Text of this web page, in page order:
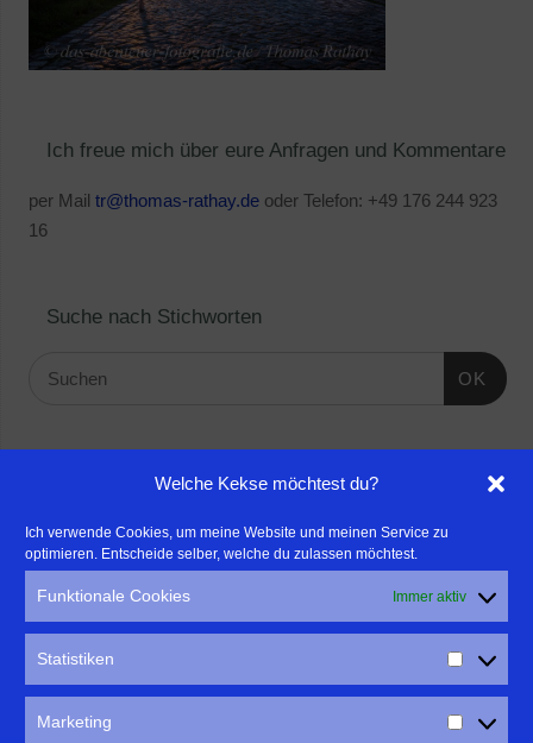
Welche Kekse möchtest du?
Ich verwende Cookies, um meine Website und meinen Service zu
optimieren. Entscheide selber, welche du zulassen möchtest.
Funktionale Cookies Immer aktiv
Statistiken
Marketing
Ich freue mich über eure Anfragen und Kommentare
per Mail tr@thomas-rathay.deoder Telefon: +49 176 244 923
16
Suche nach Stichworten
OK
- Für professionelle Fotografen, die ihre Stärken mehr in den
Fokus rücken wollen, empfehle ich eine Beratung durch Frau
Dr. Martina Mettner